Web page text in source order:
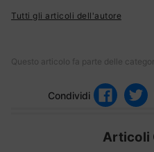
Tutti gli articoli dell'autore
Questo articolo fa parte delle
Condividi
Articoli